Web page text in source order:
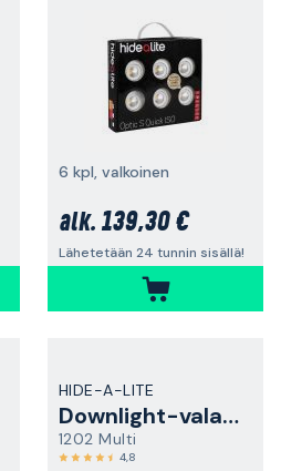
6 kpl, valkoinen
alk. 139,30 €
Lähetetään 24 tunnin sisällä!
HIDE-A-LITE
Downlight-valaisin
1202 Multi
4,8